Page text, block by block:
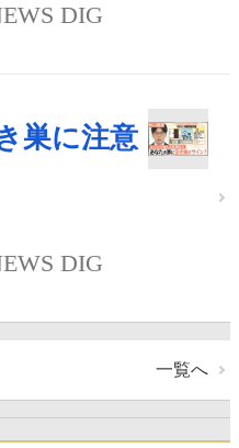
DIG
巣に注意
DIG
一覧へ